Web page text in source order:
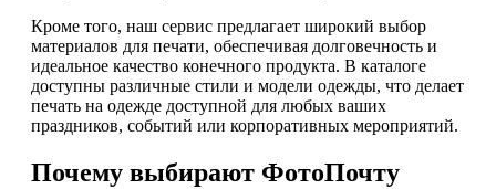
Кроме того, наш сервис предлагает широкий выбор
материалов для печати, обеспечивая долговечность и
идеальное качество конечного продукта. В каталоге
доступны различные стили и модели одежды, что делает
печать на одежде доступной для любых ваших
праздников, событий или корпоративных мероприятий.
Почему выбирают ФотоПочту